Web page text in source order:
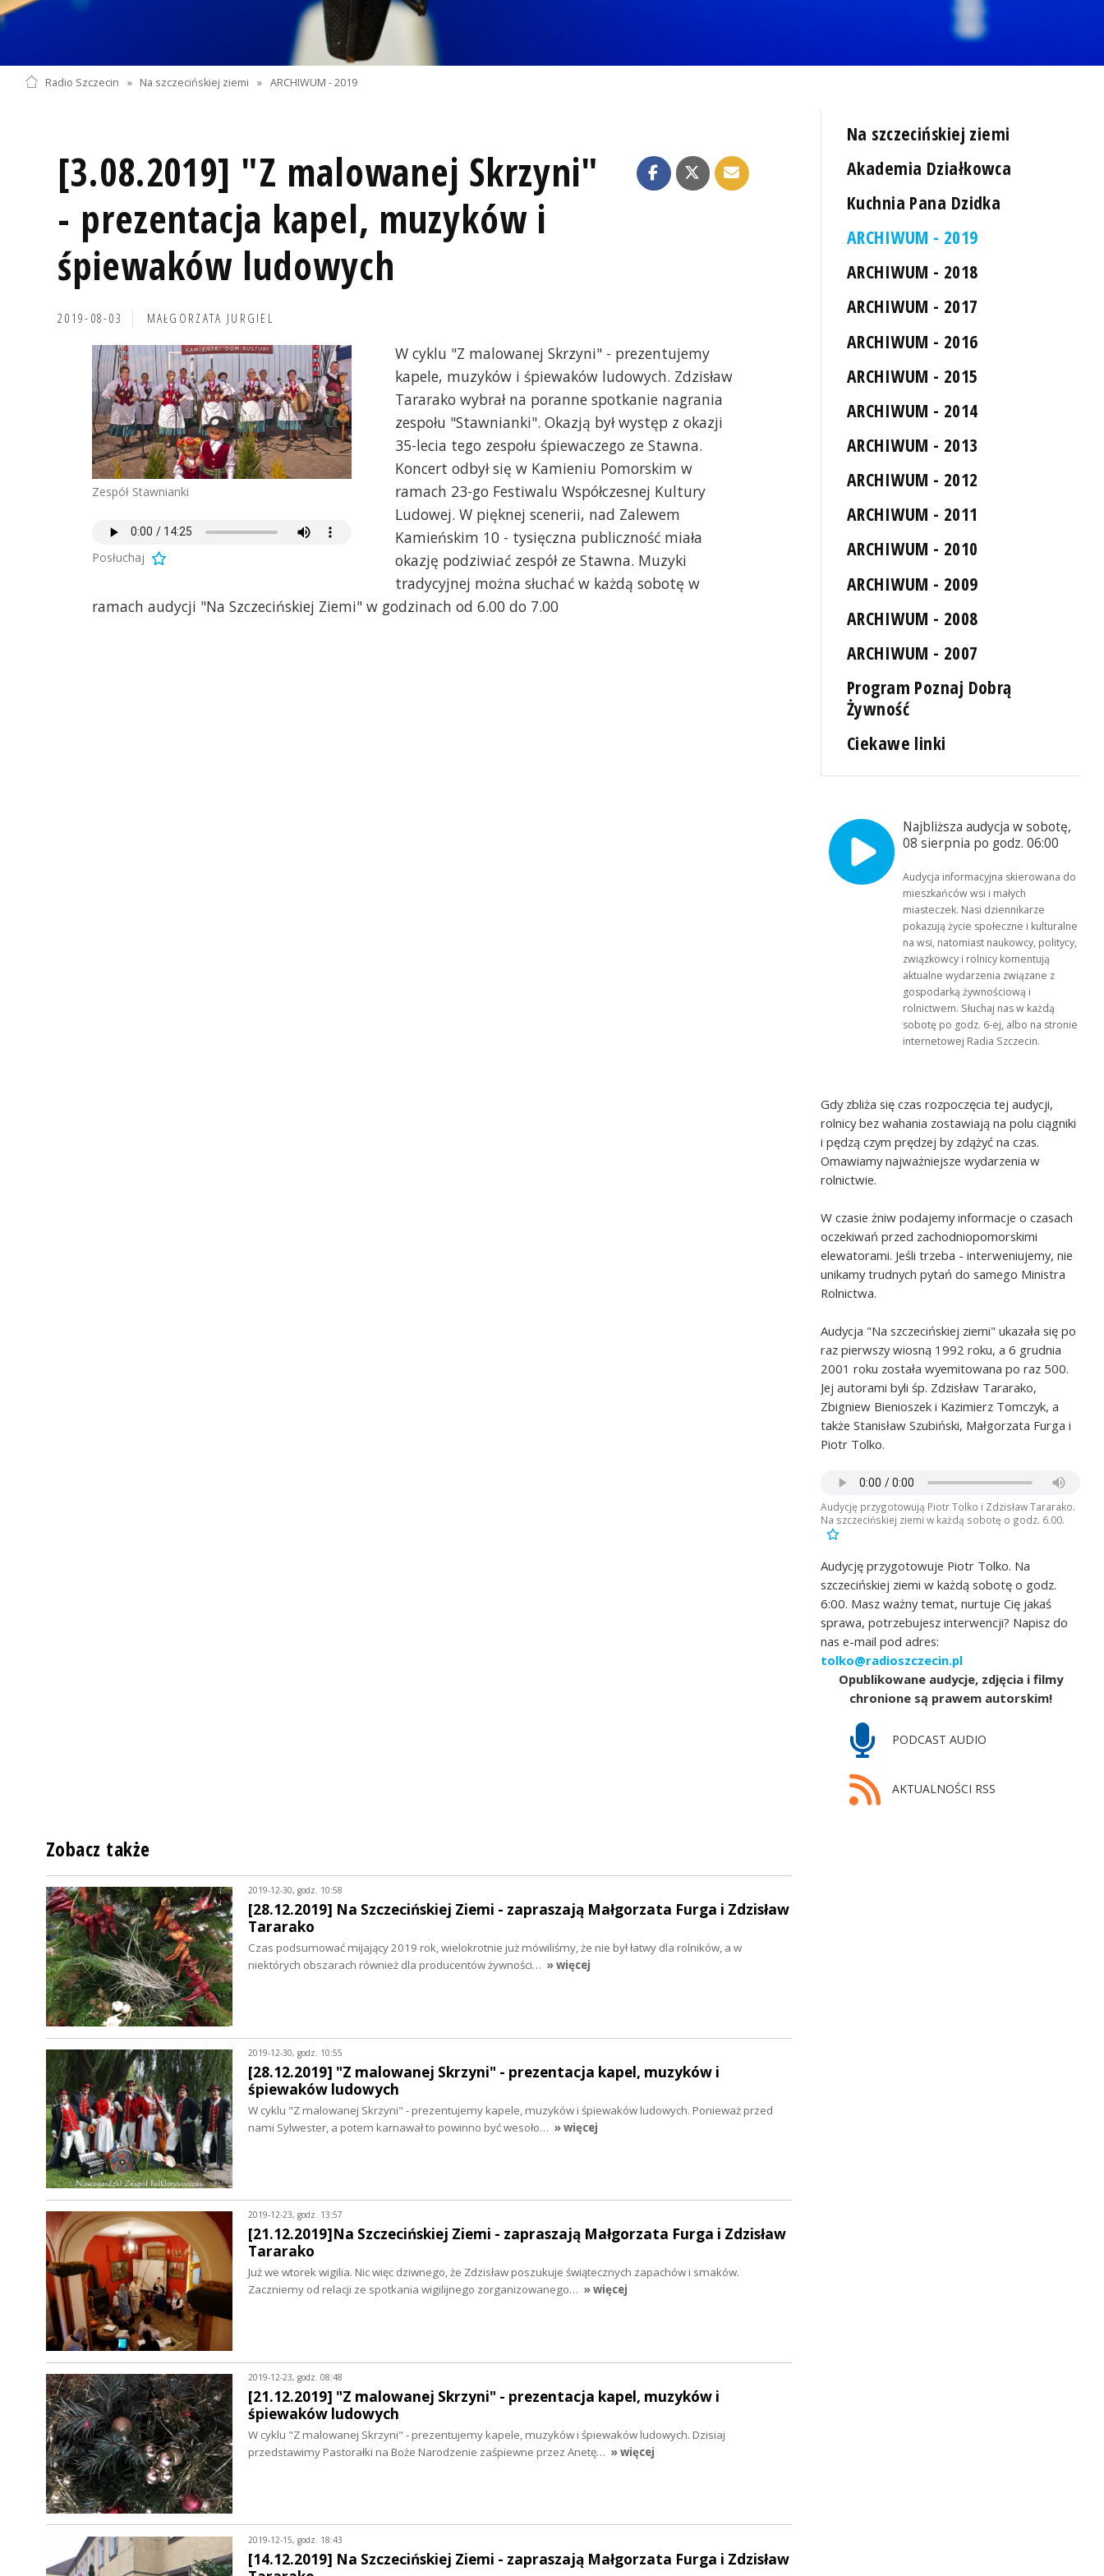
Radio Szczecin » Na szczecińskiej ziemi » ARCHIWUM - 2019
[3.08.2019] "Z malowanej Skrzyni"
- prezentacja kapel, muzyków i
śpiewaków ludowych
2019-08-03 MAŁGORZATA JURGIEL
Zespół Stawnianki
Posłuchaj
W cyklu "Z malowanej Skrzyni" - prezentujemy
kapele, muzyków i śpiewaków ludowych. Zdzisław
Tararako wybrał na poranne spotkanie nagrania
zespołu "Stawnianki". Okazją był występ z okazji
35-lecia tego zespołu śpiewaczego ze Stawna.
Koncert odbył się w Kamieniu Pomorskim w
ramach 23-go Festiwalu Współczesnej Kultury
Ludowej. W pięknej scenerii, nad Zalewem
Kamieńskim 10 - tysięczna publiczność miała
okazję podziwiać zespół ze Stawna. Muzyki
tradycyjnej można słuchać w każdą sobotę w
ramach audycji "Na Szczecińskiej Ziemi" w godzinach od 6.00 do 7.00
Na szczecińskiej ziemi
Akademia Działkowca
Kuchnia Pana Dzidka
ARCHIWUM - 2019
ARCHIWUM - 2018
ARCHIWUM - 2017
ARCHIWUM - 2016
ARCHIWUM - 2015
ARCHIWUM - 2014
ARCHIWUM - 2013
ARCHIWUM - 2012
ARCHIWUM - 2011
ARCHIWUM - 2010
ARCHIWUM - 2009
ARCHIWUM - 2008
ARCHIWUM - 2007
Program Poznaj Dobrą
Żywność
Ciekawe linki
Najbliższa audycja w sobotę,
08 sierpnia po godz. 06:00
Audycja informacyjna skierowana do
mieszkańców wsi i małych
miasteczek. Nasi dziennikarze
pokazują życie społeczne i kulturalne
na wsi, natomiast naukowcy, politycy,
związkowcy i rolnicy komentują
aktualne wydarzenia związane z
gospodarką żywnościową i
rolnictwem. Słuchaj nas w każdą
sobotę po godz. 6-ej, albo na stronie
internetowej Radia Szczecin.
Gdy zbliża się czas rozpoczęcia tej audycji,
rolnicy bez wahania zostawiają na polu ciągniki
i pędzą czym prędzej by zdążyć na czas.
Omawiamy najważniejsze wydarzenia w
rolnictwie.
W czasie żniw podajemy informacje o czasach
oczekiwań przed zachodniopomorskimi
elewatorami. Jeśli trzeba - interweniujemy, nie
unikamy trudnych pytań do samego Ministra
Rolnictwa.
Audycja "Na szczecińskiej ziemi" ukazała się po
raz pierwszy wiosną 1992 roku, a 6 grudnia
2001 roku została wyemitowana po raz 500.
Jej autorami byli śp. Zdzisław Tararako,
Zbigniew Bienioszek i Kazimierz Tomczyk, a
także Stanisław Szubiński, Małgorzata Furga i
Piotr Tolko.
Audycję przygotowują Piotr Tolko i Zdzisław Tararako.
Na szczecińskiej ziemi w każdą sobotę o godz. 6.00.
Audycję przygotowuje Piotr Tolko. Na
szczecińskiej ziemi w każdą sobotę o godz.
6:00. Masz ważny temat, nurtuje Cię jakaś
sprawa, potrzebujesz interwencji? Napisz do
nas e-mail pod adres:
tolko@radioszczecin.pl
Opublikowane audycje, zdjęcia i filmy
chronione są prawem autorskim!
PODCAST AUDIO
AKTUALNOŚCI RSS
Zobacz także
2019-12-30, godz. 10:58
[28.12.2019] Na Szczecińskiej Ziemi - zapraszają Małgorzata Furga i Zdzisław
Tararako
Czas podsumować mijający 2019 rok, wielokrotnie już mówiliśmy, że nie był łatwy dla rolników, a w
niektórych obszarach również dla producentów żywności… » więcej
2019-12-30, godz. 10:55
[28.12.2019] "Z malowanej Skrzyni" - prezentacja kapel, muzyków i
śpiewaków ludowych
W cyklu "Z malowanej Skrzyni" - prezentujemy kapele, muzyków i śpiewaków ludowych. Ponieważ przed
nami Sylwester, a potem karnawał to powinno być wesoło… » więcej
2019-12-23, godz. 13:57
[21.12.2019]Na Szczecińskiej Ziemi - zapraszają Małgorzata Furga i Zdzisław
Tararako
Już we wtorek wigilia. Nic więc dziwnego, że Zdzisław poszukuje świątecznych zapachów i smaków.
Zaczniemy od relacji ze spotkania wigilijnego zorganizowanego… » więcej
2019-12-23, godz. 08:48
[21.12.2019] "Z malowanej Skrzyni" - prezentacja kapel, muzyków i
śpiewaków ludowych
W cyklu "Z malowanej Skrzyni" - prezentujemy kapele, muzyków i śpiewaków ludowych. Dzisiaj
przedstawimy Pastorałki na Boże Narodzenie zaśpiewne przez Anetę… » więcej
2019-12-15, godz. 18:43
[14.12.2019] Na Szczecińskiej Ziemi - zapraszają Małgorzata Furga i Zdzisław